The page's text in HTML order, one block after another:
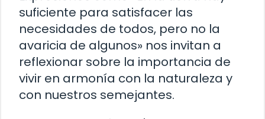
suficiente para satisfacer las
necesidades de todos, pero no la
avaricia de algunos» nos invitan a
reflexionar sobre la importancia de
vivir en armonía con la naturaleza y
con nuestros semejantes.